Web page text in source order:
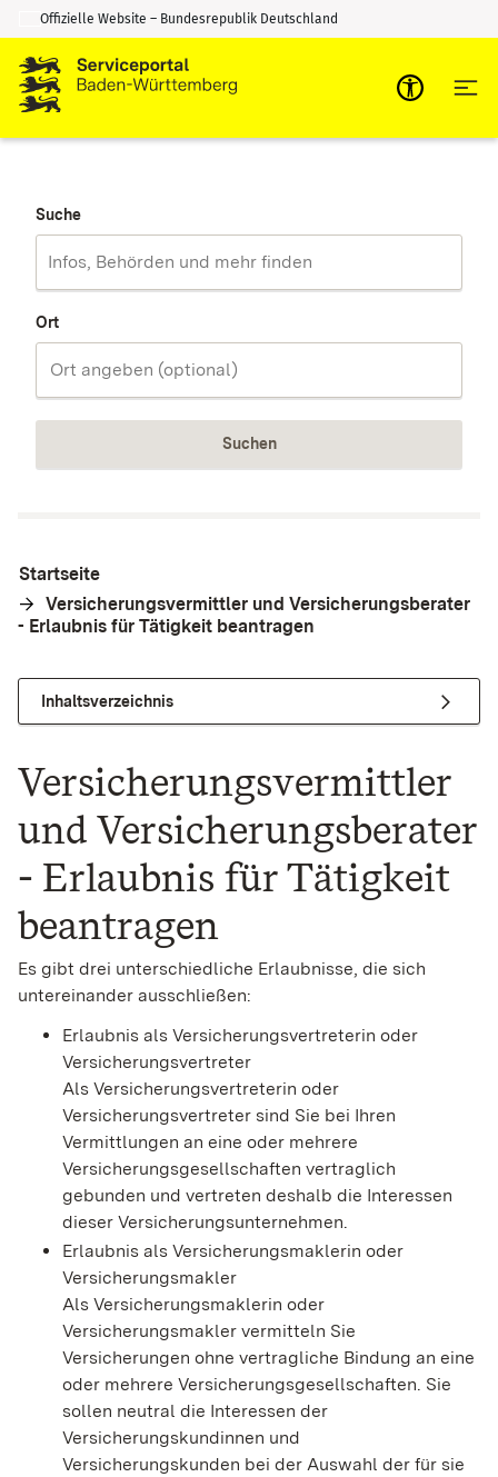
Zum Inhalt springen
Zur Suche springen
Offizielle Website – Bundesrepublik Deutschland
Suche
Ort
Suchen
Startseite
Versicherungsvermittler und Versicherungsberater
- Erlaubnis für Tätigkeit beantragen
Inhaltsverzeichnis
Versicherungsvermittler
und Versicherungsberater
- Erlaubnis für Tätigkeit
beantragen
Es gibt drei unterschiedliche Erlaubnisse, die sich
untereinander ausschließen:
Erlaubnis als Versicherungsvertreterin oder
Versicherungsvertreter
Als Versicherungsvertreterin oder
Versicherungsvertreter sind Sie bei Ihren
Vermittlungen an eine oder mehrere
Versicherungsgesellschaften vertraglich
gebunden und vertreten deshalb die Interessen
dieser Versicherungsunternehmen.
Erlaubnis als Versicherungsmaklerin oder
Versicherungsmakler
Als Versicherungsmaklerin oder
Versicherungsmakler vermitteln Sie
Versicherungen ohne vertragliche Bindung an eine
oder mehrere Versicherungsgesellschaften. Sie
sollen neutral die Interessen der
Versicherungskundinnen und
Versicherungskunden bei der Auswahl der für sie